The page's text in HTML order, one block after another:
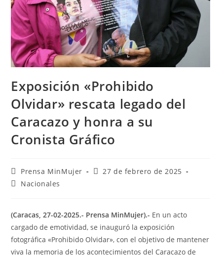
Exposición «Prohibido
Olvidar» rescata legado del
Caracazo y honra a su
Cronista Gráfico
Prensa MinMujer
27 de febrero de 2025
Nacionales
(Caracas, 27-02-2025.- Prensa MinMujer).- En un acto
cargado de emotividad, se inauguró la exposición
fotográfica «Prohibido Olvidar», con el objetivo de mantener
viva la memoria de los acontecimientos del Caracazo de